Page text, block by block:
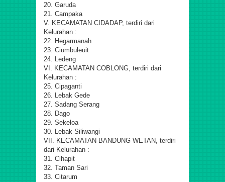
20. Garuda
21. Campaka
V. KECAMATAN CIDADAP, terdiri dari
Kelurahan :
22. Hegarmanah
23. Ciumbuleuit
24. Ledeng
VI. KECAMATAN COBLONG, terdiri dari
Kelurahan :
25. Cipaganti
26. Lebak Gede
27. Sadang Serang
28. Dago
29. Sekeloa
30. Lebak Siliwangi
VII. KECAMATAN BANDUNG WETAN, terdiri
dari Kelurahan :
31. Cihapit
32. Taman Sari
33. Citarum